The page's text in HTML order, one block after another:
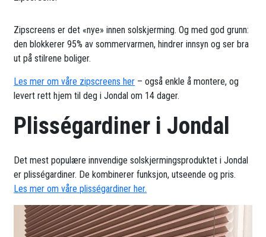
Zipscreens er det «nye» innen solskjerming. Og med god grunn:
den blokkerer 95% av sommervarmen, hindrer innsyn og ser bra
ut på stilrene boliger.
Les mer om våre zipscreens her – også enkle å montere, og
levert rett hjem til deg i Jondal om 14 dager.
Plisségardiner i Jondal
Det mest populære innvendige solskjermingsproduktet i Jondal
er plisségardiner. De kombinerer funksjon, utseende og pris.
Les mer om våre plisségardiner her.